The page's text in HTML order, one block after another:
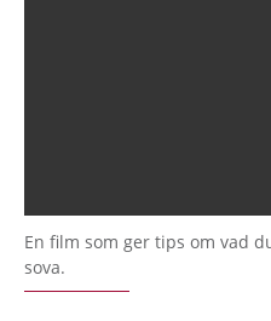
En film som ger tips om vad
sova.